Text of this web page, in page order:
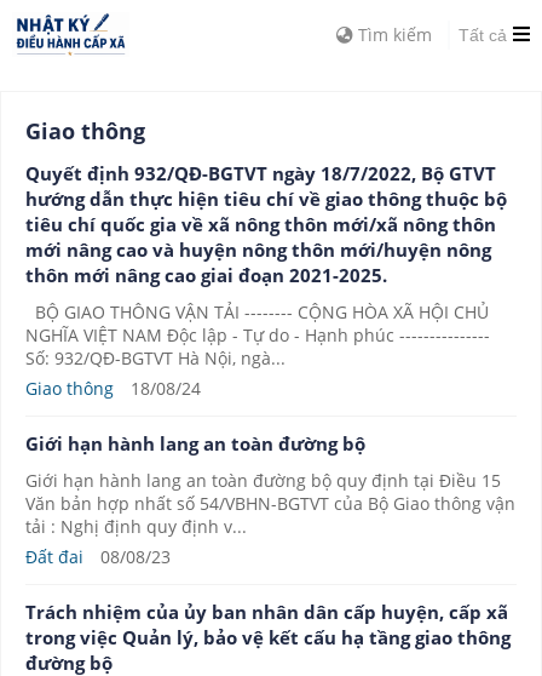
Tìm kiếm Tất cả
Giao thông
Quyết định 932/QĐ-BGTVT ngày 18/7/2022, Bộ GTVT
hướng dẫn thực hiện tiêu chí về giao thông thuộc bộ
tiêu chí quốc gia về xã nông thôn mới/xã nông thôn
mới nâng cao và huyện nông thôn mới/huyện nông
thôn mới nâng cao giai đoạn 2021-2025.
BỘ GIAO THÔNG VẬN TẢI -------- CỘNG HÒA XÃ HỘI CHỦ
NGHĨA VIỆT NAM Độc lập - Tự do - Hạnh phúc ---------------
Số: 932/QĐ-BGTVT Hà Nội, ngà...
Giao thông
18/08/24
Giới hạn hành lang an toàn đường bộ
Giới hạn hành lang an toàn đường bộ quy định tại Điều 15
Văn bản hợp nhất số 54/VBHN-BGTVT của Bộ Giao thông vận
tải : Nghị định quy định v...
Đất đai
08/08/23
Trách nhiệm của ủy ban nhân dân cấp huyện, cấp xã
trong việc Quản lý, bảo vệ kết cấu hạ tầng giao thông
đường bộ